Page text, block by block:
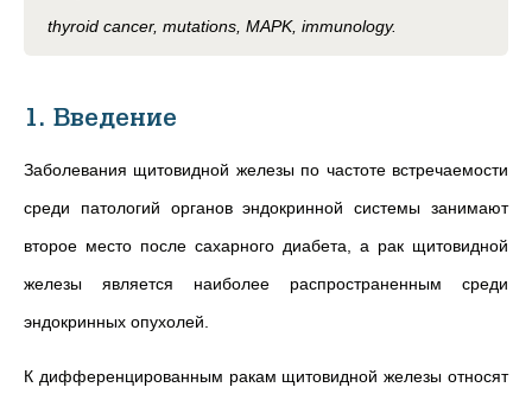
thyroid cancer, mutations, MAPK, immunology.
1. Введение
Заболевания щитовидной железы по частоте встречаемости
среди патологий органов эндокринной системы занимают
второе место после сахарного диабета, а рак щитовидной
железы является наиболее распространенным среди
эндокринных опухолей.
К дифференцированным ракам щитовидной железы относят